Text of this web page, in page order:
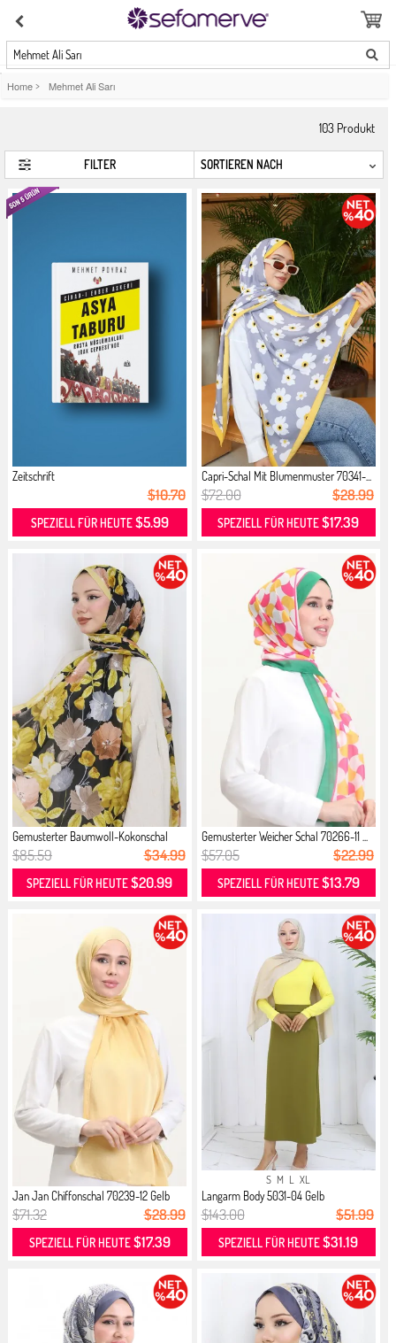
Mehmet Ali Sarı
Home > Mehmet Ali Sarı
103 Produkt
FILTER
Zeitschrift
$10.70
SPEZIELL FÜR HEUTE$5.99
Capri-Schal Mit Blumenmuster 70341-...
$72.00 $28.99
SPEZIELL FÜR HEUTE$17.39
Gemusterter Baumwoll-Kokonschal
703...
$85.59 $34.99
SPEZIELL FÜR HEUTE$20.99
Gemusterter Weicher Schal 70266-11 ...
$57.05 $22.99
SPEZIELL FÜR HEUTE$13.79
Jan Jan Chiffonschal 70239-12 Gelb
$71.32 $28.99
SPEZIELL FÜR HEUTE$17.39
S M L XL
Langarm Body 5031-04 Gelb
$143.00 $51.99
SPEZIELL FÜR HEUTE$31.19